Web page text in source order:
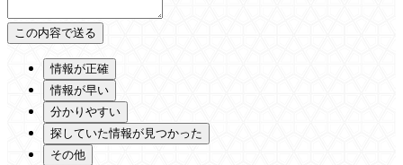
情報が正確
情報が早い
分かりやすい
探していた情報が見つかった
その他